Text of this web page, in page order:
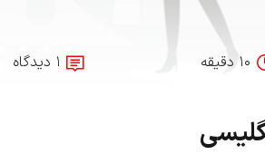
۱۰ دقیقه ۱ دیدگاه